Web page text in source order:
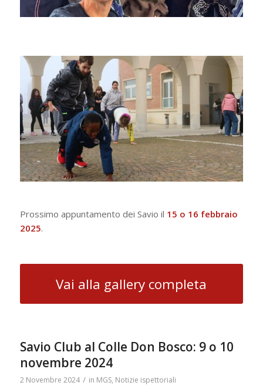
Prossimo appuntamento dei Savio il 15 o 16 febbraio
2025.
Vai alla gallery completa
Savio Club al Colle Don Bosco: 9 o 10
novembre 2024
2 Novembre 2024 / in MGS, Notizie ispettoriali